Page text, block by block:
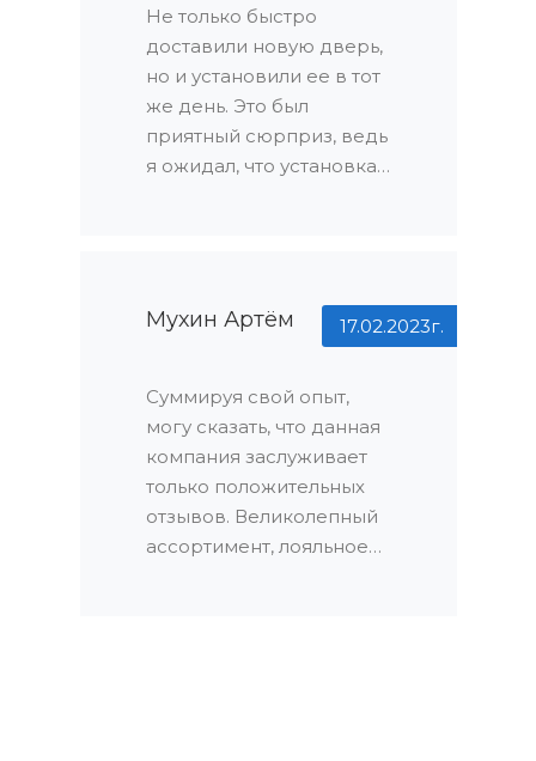
всегда оказывается в
наличии. Я нашел
идеальную дверь для
своего дома без каких-
либо проблем.
Не только быстро
доставили новую дверь,
но и установили ее в тот
же день. Это был
приятный сюрприз, ведь
я ожидал, что установка
оперативность
сотрудников поразили
быстро наслаждаться
новой дверью.
Мухин Артём 17.02.2023г.
Суммируя свой опыт,
могу сказать, что данная
компания заслуживает
только положительных
отзывов. Великолепный
ассортимент, лояльное